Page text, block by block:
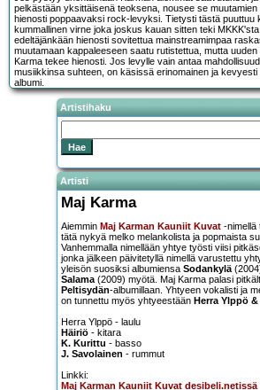
pelkästään yksittäisenä teoksena, nousee se muutamien
hienosti poppaavaksi rock-levyksi. Tietysti tästä puuttuu
kummallinen virne joka joskus kauan sitten teki
edeltäjänkään hienosti sovitettua mainstreamimpaa
muutamaan kappaleeseen saatu rutistettua, mutta
Karma tekee hienosti. Jos levylle vain antaa
musiikkinsa suhteen, on käsissä erinomainen ja
albumi.
Artistihaku
Artisti
Maj Karma
Aiemmin Maj Karman Kauniit Kuvat -nimellä
tätä nykyä melko melankolista ja popmaista
Vanhemmalla nimellään yhtye työsti viisi
jonka jälkeen päivitetyllä nimellä varustettu
yleisön suosiksi albumiensa Sodankylä
Salama (2009) myötä. Maj Karma palasi
Peltisydän-albumillaan. Yhtyeen vokalisti ja
on tunnettu myös yhtyeestään Herra Ylppö
Herra Ylppö - laulu
Häiriö - kitara
K. Kurittu - basso
J. Savolainen - rummut
Linkki:
Maj Karman Kauniit Kuvat desibeli.netissä